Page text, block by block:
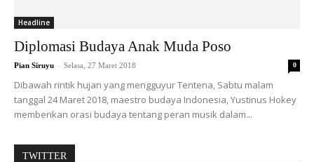
Headline
Diplomasi Budaya Anak Muda Poso
Pian Siruyu - Selasa, 27 Maret 2018 0
Dibawah rintik hujan yang mengguyur Tentena, Sabtu malam
tanggal 24 Maret 2018, maestro budaya Indonesia, Yustinus Hokey
memberikan orasi budaya tentang peran musik dalam...
TWITTER